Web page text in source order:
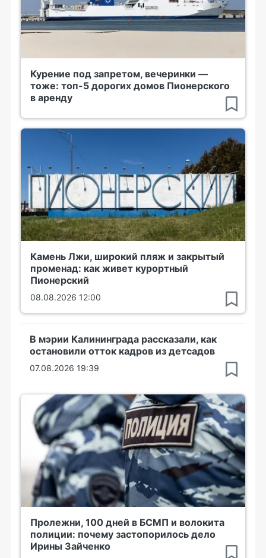
Курение под запретом, вечеринки —
тоже: топ-5 дорогих домов Пионерского
в аренду
Камень Лжи, широкий пляж и закрытый
променад: как живет курортный
Пионерский
08.08.2026 12:00
В мэрии Калининграда рассказали, как
остановили отток кадров из детсадов
07.08.2026 19:39
Пролежни, 100 дней в БСМП и волокита
полиции: почему застопорилось дело
Ирины Зайченко